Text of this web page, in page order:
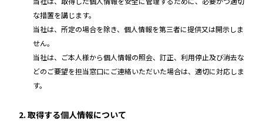
な措置を講じます。
当社は、所定の場合を除き、個人情報を第三者に提供又は開示しま
せん。
当社は、ご本人様から個人情報の照会、訂正、利用停止及び消去な
どのご要望を担当窓口にご連絡いただいた場合は、適切に対応しま
す。
2. 取得する個人情報について